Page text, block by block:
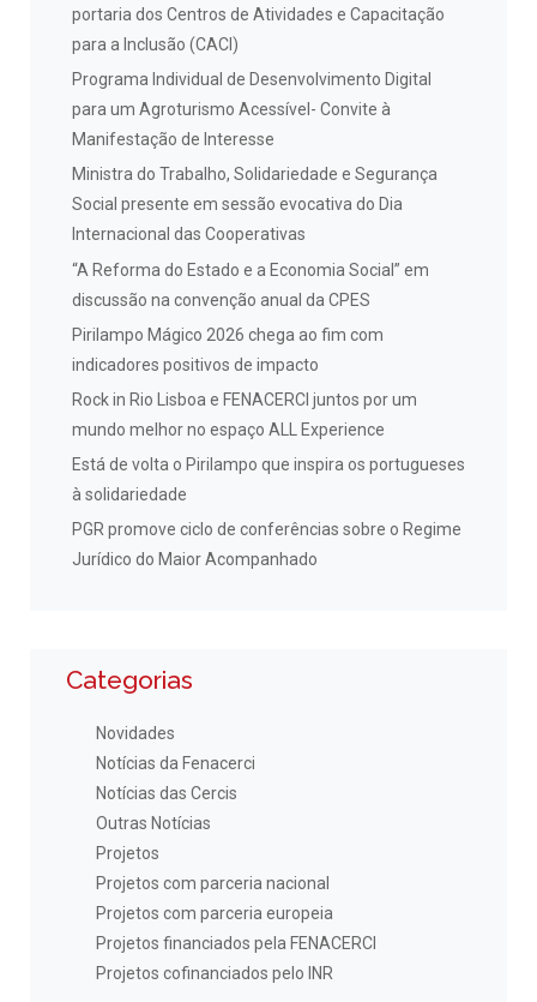
portaria dos Centros de Atividades e Capacitação
para a Inclusão (CACI)
Programa Individual de Desenvolvimento Digital
para um Agroturismo Acessível- Convite à
Manifestação de Interesse
Ministra do Trabalho, Solidariedade e Segurança
Social presente em sessão evocativa do Dia
Internacional das Cooperativas
“A Reforma do Estado e a Economia Social” em
discussão na convenção anual da CPES
Pirilampo Mágico 2026 chega ao fim com
indicadores positivos de impacto
Rock in Rio Lisboa e FENACERCI juntos por um
mundo melhor no espaço ALL Experience
Está de volta o Pirilampo que inspira os portugueses
à solidariedade
PGR promove ciclo de conferências sobre o Regime
Jurídico do Maior Acompanhado
Categorias
Novidades
Notícias da Fenacerci
Notícias das Cercis
Outras Notícias
Projetos
Projetos com parceria nacional
Projetos com parceria europeia
Projetos financiados pela FENACERCI
Projetos cofinanciados pelo INR